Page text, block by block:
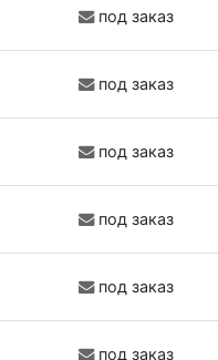
под заказ
под заказ
под заказ
под заказ
под заказ
под заказ